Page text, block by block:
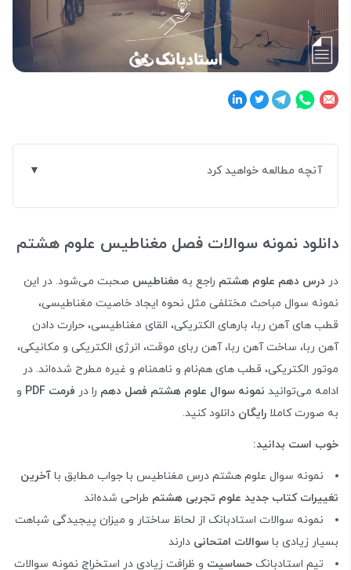
آنچه مطالعه خواهید کرد
دانلود نمونه سوالات فصل مغناطیس علوم هشتم
در درس دهم علوم هشتم راجع به مغناطیس صحبت می‌شود. در این
نمونه سوال مباحث مختلفی مثل نحوه ایجاد خاصیت مغناطیسی،
قطب های آهن ربا، بارهای الکتریکی، القای مغناطیسی، حرارت دادن
آهن ربا، ساخت آهن ربا، آهن ربای موقت، انرژی الکتریکی و مکانیکی،
موتور الکتریکی، قطب های هم‌نام و ناهمنام و غیره مطرح شده‌اند. در
ادامه می‌توانید نمونه سوال علوم هشتم فصل دهم را در فرمت PDF
و
به صورت کاملا رایگان دانلود کنید.
خوب است بدانید:
نمونه سوال علوم هشتم درس مغناطیس با جواب مطابق با آخرین
تغییرات کتاب جدید علوم تجربی هشتم طراحی شده‌اند
نمونه سوالات استادبانک از لحاظ ساختار و میزان پیجیدگی شباهت
بسیار زیادی با سوالات امتحانی دارند
تیم استادبانک حساسیت و ظرافت زیادی در استخراج نمونه سوالات